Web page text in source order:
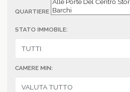
QUARTIERE
STATO IMMOBILE:
CAMERE MIN: